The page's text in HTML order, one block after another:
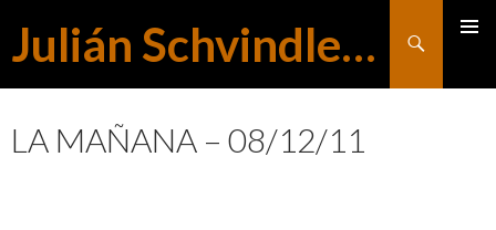
Julián Schvindlerman
Buscar
LA MAÑANA – 08/12/11